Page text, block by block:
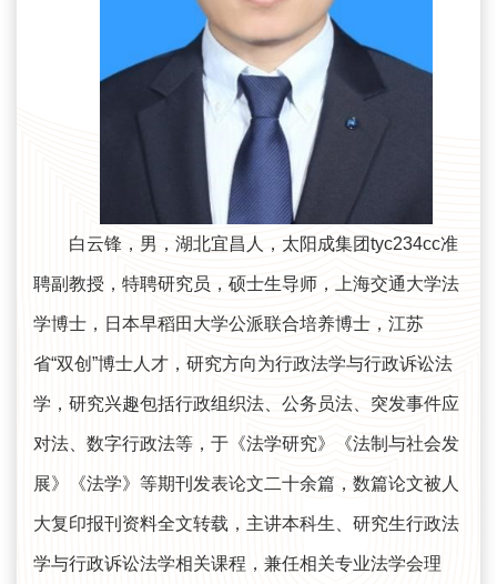
白云锋，男，湖北宜昌人，太阳成集团tyc234cc准
聘副教授，特聘研究员，硕士生导师，上海交通大学法
学博士，日本早稻田大学公派联合培养博士，江苏
省“双创”博士人才，研究方向为行政法学与行政诉讼法
学，研究兴趣包括行政组织法、公务员法、突发事件应
对法、数字行政法等，于《法学研究》《法制与社会发
展》《法学》等期刊发表论文二十余篇，数篇论文被人
大复印报刊资料全文转载，主讲本科生、研究生行政法
学与行政诉讼法学相关课程，兼任相关专业法学会理